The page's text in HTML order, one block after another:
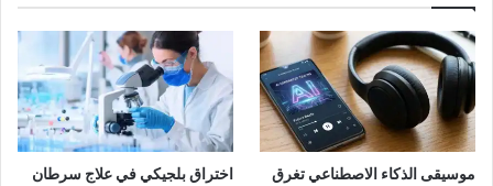
موسيقى الذكاء الاصطناعي تغرق
اختراق بلجيكي في علاج سرطان